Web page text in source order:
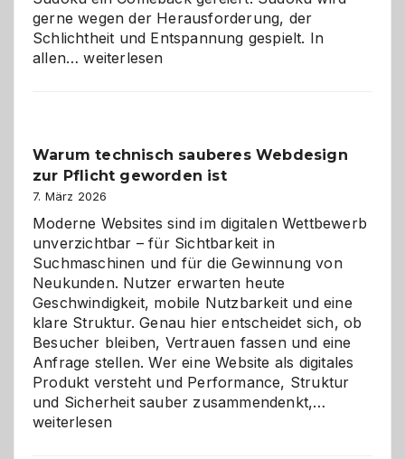
gerne wegen der Herausforderung, der
Schlichtheit und Entspannung gespielt. In
allen…Sudoku
den
Logikrätseln
weiterlesen
Warum technisch sauberes Webdesign
zur Pflicht geworden ist
7. März 2026
Moderne Websites sind im digitalen Wettbewerb
unverzichtbar – für Sichtbarkeit in
Suchmaschinen und für die Gewinnung von
Neukunden. Nutzer erwarten heute
Geschwindigkeit, mobile Nutzbarkeit und eine
klare Struktur. Genau hier entscheidet sich, ob
Besucher bleiben, Vertrauen fassen und eine
Anfrage stellen. Wer eine Website als digitales
Produkt versteht und Performance, Struktur
und Sicherheit sauber zusammendenkt,…
weiterlesen